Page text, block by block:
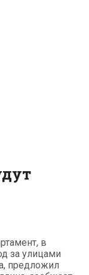
в
за улицами
предложил